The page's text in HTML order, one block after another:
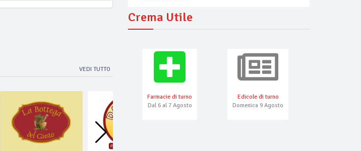
VEDI TUTTO
Crema Utile
Farmacie di turno
Dal 6 al 7 Agosto
Edicole di turno
Domenica 9 Agosto